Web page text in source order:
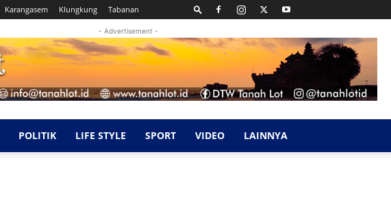
Karangasem Klungkung Tabanan
- Advertisement -
POLITIK LIFE STYLE SPORT VIDEO LAINNYA